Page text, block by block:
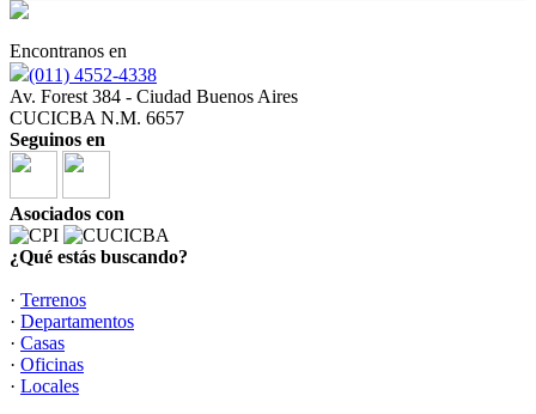
Encontranos en
(011) 4552-4338
Av. Forest 384 - Ciudad Buenos Aires
CUCICBA N.M. 6657
Seguinos en
Asociados con
¿Qué estás buscando?
· Terrenos
· Departamentos
· Casas
· Oficinas
· Locales